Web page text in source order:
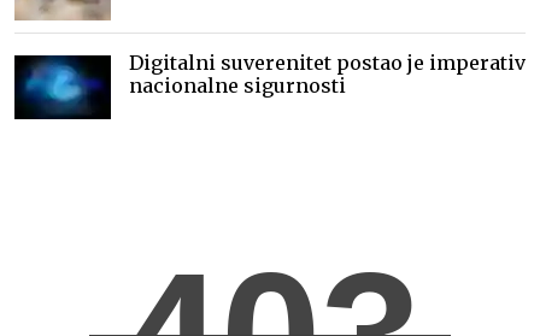
Digitalni suverenitet postao je imperativ
nacionalne sigurnosti